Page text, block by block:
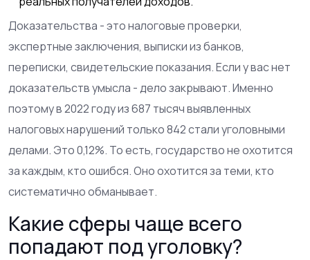
Доказательства - это налоговые проверки,
экспертные заключения, выписки из банков,
переписки, свидетельские показания. Если у вас нет
доказательств умысла - дело закрывают. Именно
поэтому в 2022 году из 687 тысяч выявленных
налоговых нарушений только 842 стали уголовными
делами. Это 0,12%. То есть, государство не охотится
за каждым, кто ошибся. Оно охотится за теми, кто
систематично обманывает.
Какие сферы чаще всего
попадают под уголовку?